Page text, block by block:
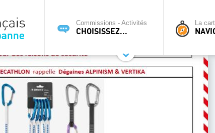
Commissions - Activités
CHOISISSEZ...
La